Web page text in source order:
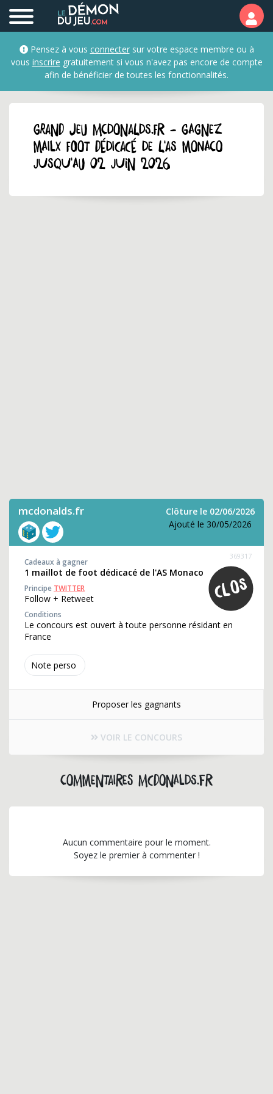
Pensez à vous connectersur votre espace membre ou à
vous inscrire gratuitement si vous n'avez pas encore de compte
afin de bénéficier de toutes les fonctionnalités.
GRAND JEU mcdonalds.fr - Gagnez
Mailx foot dédicacé de l'AS Monaco
jusqu'au 02 juin 2026
mcdonalds.fr
Clôture le 02/06/2026
Ajouté le 30/05/2026
Note perso
369317
Cadeaux à gagner
1 maillot de foot dédicacé de l'AS Monaco
Principe TWITTER
Follow + Retweet
Conditions
Le concours est ouvert à toute personne résidant en
France
Proposer les gagnants
VOIR LE CONCOURS
Commentaires mcdonalds.fr
Aucun commentaire pour le moment.
Soyez le premier à commenter !